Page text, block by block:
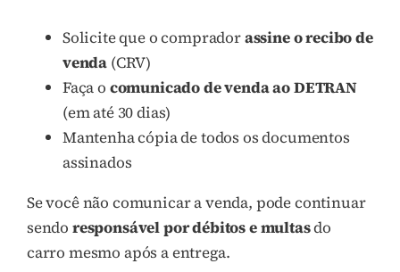
Solicite que o compradorassine o recibo de
venda (CRV)
Faça o comunicado de venda ao DETRAN
(em até 30 dias)
Mantenha cópia de todos os documentos
assinados
Se você não comunicar a venda, pode continuar
sendo responsável por débitos e multasdo
carro mesmo após a entrega.